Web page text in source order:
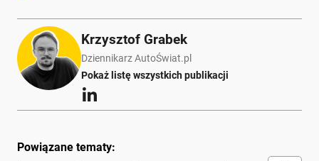
Krzysztof Grabek
Dziennikarz AutoŚwiat.pl
Pokaż listę wszystkich publikacji
Powiązane tematy: